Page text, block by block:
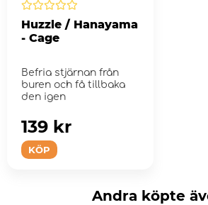
Huzzle / Hanayama
- Cage
Befria stjärnan från
buren och få tillbaka
den igen
KÖP
139 kr
Andra köpte